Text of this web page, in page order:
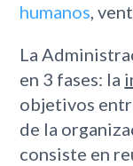
humanos,
La
en 3 fases: la
objetivos
de la
consiste en